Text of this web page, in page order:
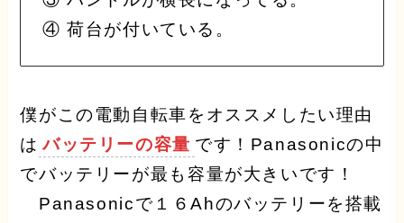
④ 荷台が付いている。
僕がこの電動自転車をオススメしたい理由
は バッテリーの容量 です！Panasonicの中
でバッテリーが最も容量が大きいです！
Panasonicで１６Ahのバッテリーを搭載